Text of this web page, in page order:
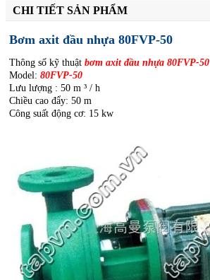
CHI TIẾT SẢN PHẨM
Bơm axit đầu nhựa 80FVP-50
Thông số kỹ thuật bơm axit đầu nhựa 80FVP-50
Model: 80FVP-50
Lưu lượng : 50 m ³ / h
Chiều cao đẩy: 50 m
Công suất động cơ: 15 kw